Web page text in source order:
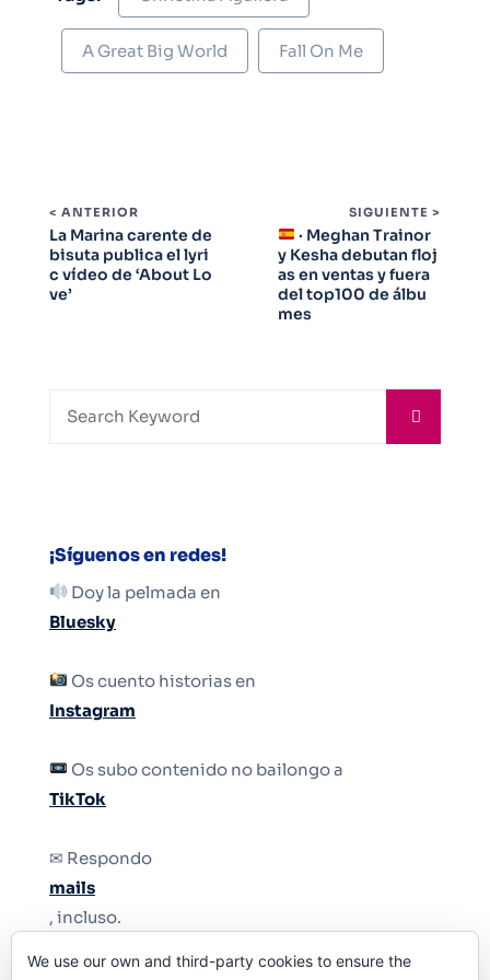
A Great Big World Fall On Me
< ANTERIOR
La Marina carente de
bisuta publica el lyri
c vídeo de ‘About Lo
ve’
SIGUIENTE >
· Meghan Trainor
y Kesha debutan floj
as en ventas y fuera
del top100 de álbu
mes
¡Síguenos en redes!
Doy la pelmada en
Bluesky
Os cuento historias en
Instagram
Os subo contenido no bailongo a
TikTok
✉ Respondo
mails
, incluso.
Y si una persona no puede tener teléfono, que
We use our own and third-party cookies to ensure the